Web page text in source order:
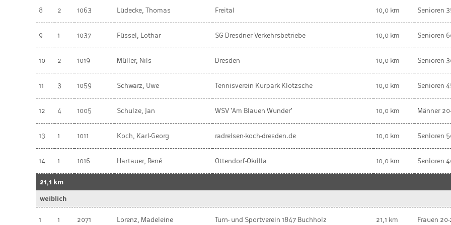
8 2 1063 Lüdecke, Thomas Freital 10,0 km Senioren
9 1 1037 Füssel, Lothar SG Dresdner Verkehrsbetriebe 10,0 km Senioren
10 2 1019 Müller, Nils Dresden 10,0 km Senioren
11 3 1059 Schwarz, Uwe Tennisverein Kurpark Klotzsche 10,0 km Senioren
12 4 1005 Schulze, Jan WSV 'Am Blauen Wunder' 10,0 km Männer
13 1 1011 Koch, Karl-Georg radreisen-koch-dresden.de 10,0 km Senioren
14 1 1016 Hartauer, René Ottendorf-Okrilla 10,0 km Senioren
21,1 km
weiblich
1 1 2071 Lorenz, Madeleine Turn- und Sportverein 1847 Buchholz 21,1 km Frauen